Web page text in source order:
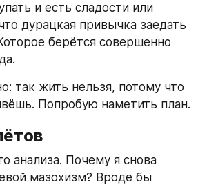
и есть сладости или
дурацкая привычка заедать
берётся совершенно
так жить нельзя, потому что
Попробую наметить план.
анализа. Почему я снова
мазохизм? Вроде бы